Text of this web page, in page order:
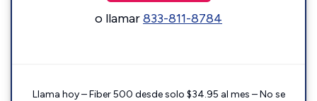
o llamar833-811-8784
Llama hoy – Fiber 500 desde solo $34.95 al mes – No se